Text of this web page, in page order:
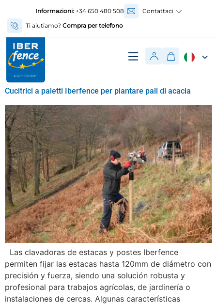
Informazioni:+34 650 480 508
Contattaci
Ti aiutiamo? Compra per telefono
Cucitrici a paletti Iberfence per piantare pali di acacia
Las clavadoras de estacas y postes Iberfence
permiten fijar las estacas hasta 120mm de diámetro con
precisión y fuerza, siendo una solución robusta y
profesional para trabajos agrícolas, de jardinería o
instalaciones de cercas. Algunas características